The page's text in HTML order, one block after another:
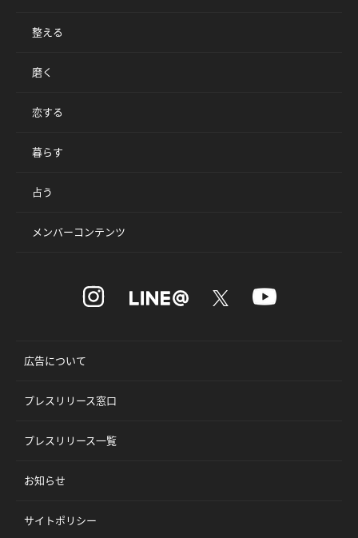
整える
磨く
恋する
暮らす
占う
メンバーコンテンツ
広告について
プレスリリース窓口
プレスリリース一覧
お知らせ
サイトポリシー